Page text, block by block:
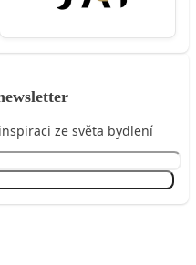
ze světa bydlení